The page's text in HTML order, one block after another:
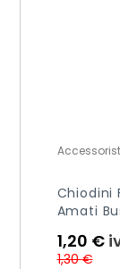
Chiodini
Amati
1,30€
1,20 €